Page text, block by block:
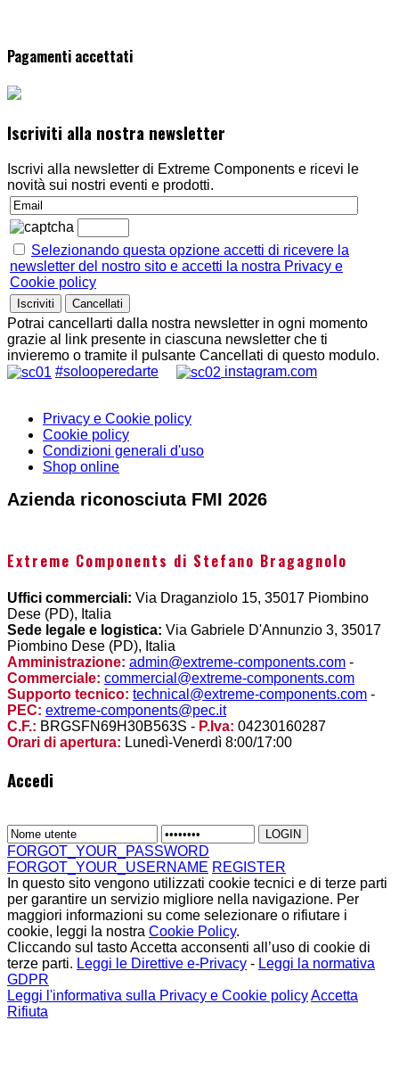
Pagamenti accettati
Iscriviti alla nostra newsletter
Iscrivi alla newsletter di Extreme Components e ricevi le
novità sui nostri eventi e prodotti.
Selezionando questa opzione accetti di ricevere la
newsletter del nostro sito e accetti la nostra Privacy e
Cookie policy
Potrai cancellarti dalla nostra newsletter in ogni momento
grazie al link presente in ciascuna newsletter che ti
invieremo o tramite il pulsante Cancellati di questo modulo.
#solooperedarte
instagram.com
Privacy e Cookie policy
Cookie policy
Condizioni generali d'uso
Shop online
Azienda riconosciuta FMI 2026
Extreme Components di Stefano Bragagnolo
Uffici commerciali: Via Draganziolo 15, 35017 Piombino
Dese (PD), Italia
Sede legale e logistica: Via Gabriele D'Annunzio 3, 35017
Piombino Dese (PD), Italia
Amministrazione: admin@extreme-components.com -
Commerciale: commercial@extreme-components.com
Supporto tecnico: technical@extreme-components.com -
PEC: extreme-components@pec.it
C.F.: BRGSFN69H30B563S - P.Iva: 04230160287
Orari di apertura: Lunedì-Venerdì 8:00/17:00
Accedi
FORGOT_YOUR_PASSWORD
FORGOT_YOUR_USERNAME REGISTER
In questo sito vengono utilizzati cookie tecnici e di terze parti
per garantire un servizio migliore nella navigazione. Per
maggiori informazioni su come selezionare o rifiutare i
cookie, leggi la nostra Cookie Policy.
Cliccando sul tasto Accetta acconsenti all’uso di cookie di
terze parti. Leggi le Direttive e-Privacy - Leggi la normativa
GDPR
Leggi l'informativa sulla Privacy e Cookie policyAccetta
Rifiuta